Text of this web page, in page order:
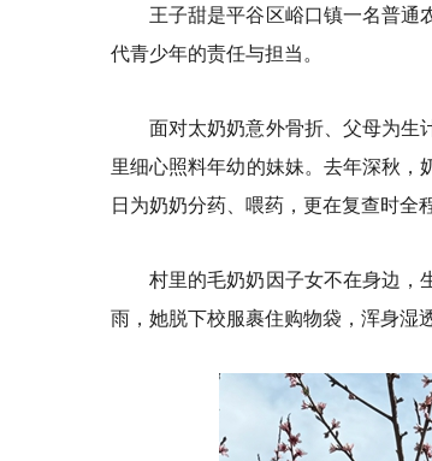
王子甜是平谷区峪口镇一名普通
代青少年的责任与担当。
面对太奶奶意外骨折、父母为生
里细心照料年幼的妹妹。去年深秋
日为奶奶分药、喂药，更在复查时全
村里的毛奶奶因子女不在身边，
雨，她脱下校服裹住购物袋，浑身湿